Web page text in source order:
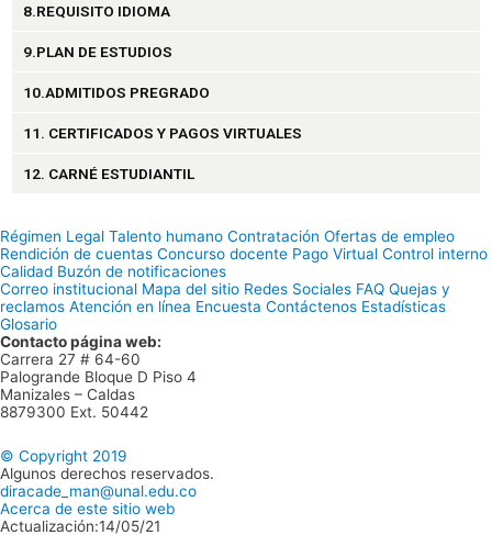
8.REQUISITO IDIOMA
9.PLAN DE ESTUDIOS
10.ADMITIDOS PREGRADO
11. CERTIFICADOS Y PAGOS VIRTUALES
12. CARNÉ ESTUDIANTIL
Régimen Legal Talento humano Contratación Ofertas de empleo
Rendición de cuentas Concurso docente Pago Virtual Control interno
Calidad Buzón de notificaciones
Correo institucional Mapa del sitio Redes Sociales FAQ Quejas y
reclamos Atención en línea Encuesta Contáctenos Estadísticas
Glosario
Contacto página web:
Carrera 27 # 64-60
Palogrande Bloque D Piso 4
Manizales – Caldas
8879300 Ext. 50442
© Copyright 2019
Algunos derechos reservados.
diracade_man@unal.edu.co
Acerca de este sitio web
Actualización:14/05/21